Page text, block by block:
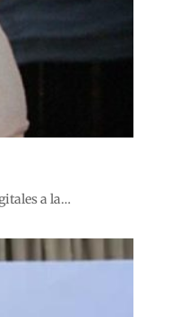
a la…